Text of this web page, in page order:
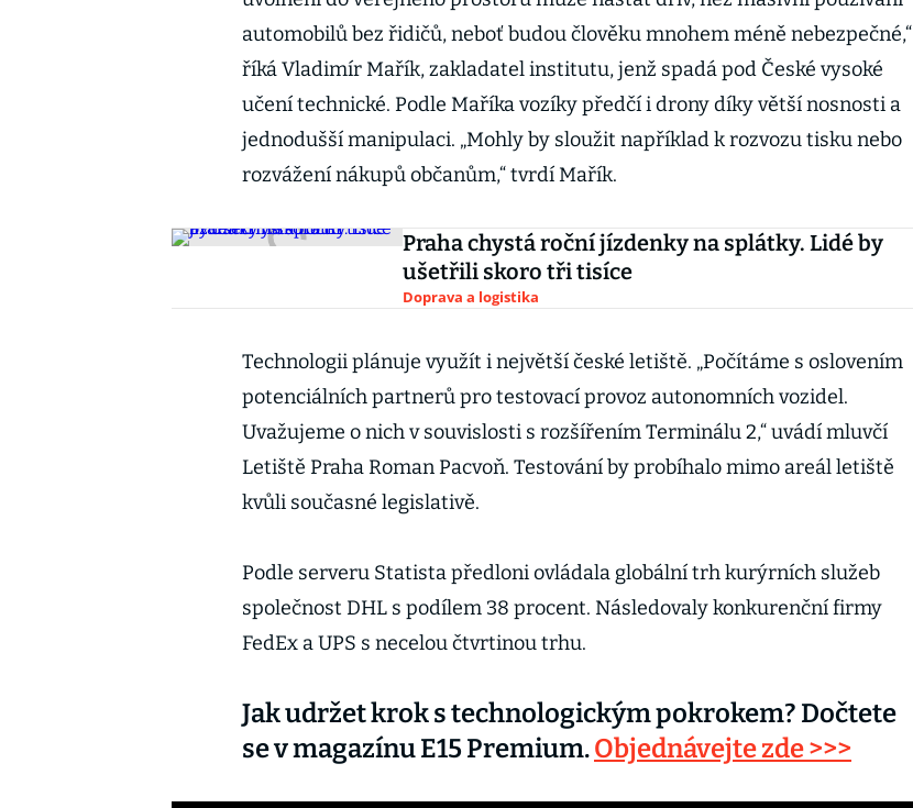
automobilů bez řidičů, neboť budou člověku mnohem méně nebezpečné,“
říká Vladimír Mařík, zakladatel institutu, jenž spadá pod České vysoké
učení technické. Podle Maříka vozíky předčí i drony díky větší nosnosti a
jednodušší manipulaci. „Mohly by sloužit například k rozvozu tisku nebo
rozvážení nákupů občanům,“ tvrdí Mařík.
Praha chystá roční jízdenky na splátky. Lidé by
ušetřili skoro tři tisíce
Doprava a logistika
Technologii plánuje využít i největší české letiště. „Počítáme s oslovením
potenciálních partnerů pro testovací provoz autonomních vozidel.
Uvažujeme o nich v souvislosti s rozšířením Terminálu 2,“ uvádí mluvčí
Letiště Praha Roman Pacvoň. Testování by probíhalo mimo areál letiště
kvůli současné legislativě.
Podle serveru Statista předloni ovládala globální trh kurýrních služeb
společnost DHL s podílem 38 procent. Následovaly konkurenční firmy
FedEx a UPS s necelou čtvrtinou trhu.
Jak udržet krok s technologickým pokrokem? Dočtete
se v magazínu E15 Premium.Objednávejte zde >>>